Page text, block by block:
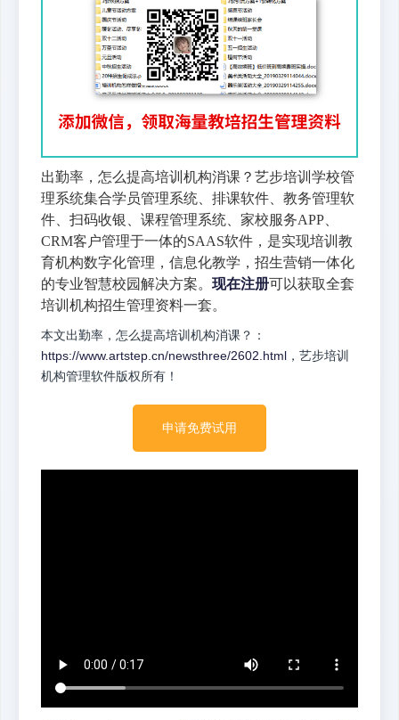
出勤率，怎么提高培训机构消课？艺步培训学校管
理系统集合学员管理系统、排课软件、教务管理软
件、扫码收银、课程管理系统、家校服务APP、
CRM客户管理于一体的SAAS软件，是实现培训教
育机构数字化管理，信息化教学，招生营销一体化
的专业智慧校园解决方案。 现在注册可以获取全套
培训机构招生管理资料一套。
本文出勤率，怎么提高培训机构消课？：
https://www.artstep.cn/newsthree/2602.html ，艺步培训
机构管理软件版权所有！
申请免费试用